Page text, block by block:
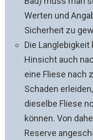
Werten und
Sicherheit zu
Die
Hinsicht auch
eine Fliese nach
Schaden
dieselbe Fliese
können. Von
Reserve